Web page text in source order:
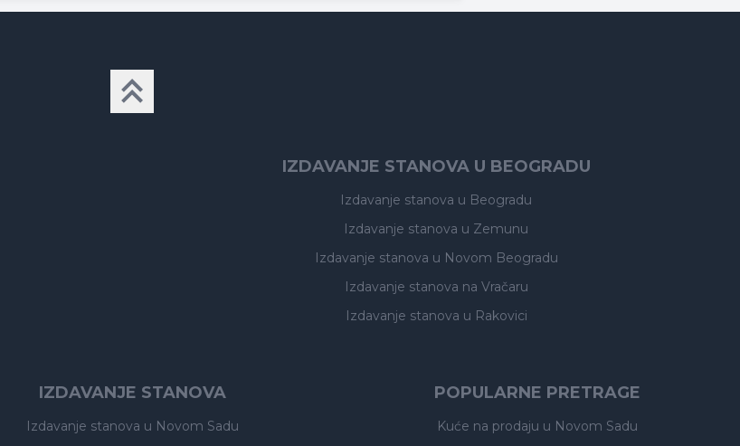
IZDAVANJE STANOVA U BEOGRADU
Izdavanje stanova u Beogradu
Izdavanje stanova u Zemunu
Izdavanje stanova u Novom Beogradu
Izdavanje stanova na Vračaru
Izdavanje stanova u Rakovici
IZDAVANJE STANOVA
Izdavanje stanova u Novom Sadu
POPULARNE PRETRAGE
Kuće na prodaju u Novom Sadu